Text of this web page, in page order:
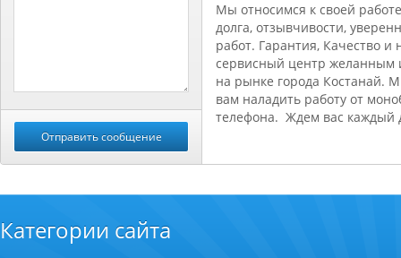
Мы относимся к своей
долга, отзывчивости,
работ. Гарантия, Качество
сервисный центр желанным
на рынке города Костанай.
вам наладить работу от
телефона. Ждем вас каждый
Категории сайта